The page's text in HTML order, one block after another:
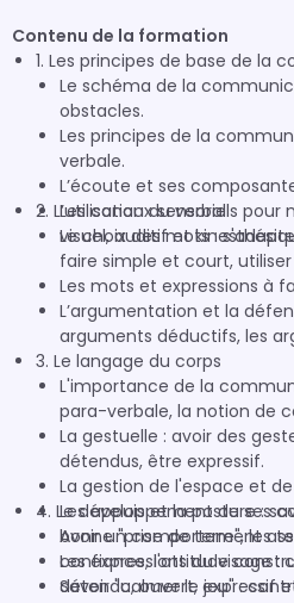
Contenu de la formation
1. Les principes de base de la
Le schéma de la
obstacles.
Les principes de la
verbale.
L’écoute et ses
Les canaux sensoriels
visuel, auditif et
2. L’utilisation du verbal
Le choix des mots :
faire simple et court,
Les mots et expressions à
L’argumentation et la
arguments déductifs, les
3. Le langage du corps
L'importance de la
para-verbale, la notion de
La gestuelle : avoir des
détendus, être expressif.
La gestion de l'espace et
Les appuis et la posture :
bonne "prise de terre", les
Les expressions du visage
détendu, ouvert, expressif
4. Le développement de ses
Avoir un comportement
confiance, l'attitude
Savoir "calmer le jeu" :